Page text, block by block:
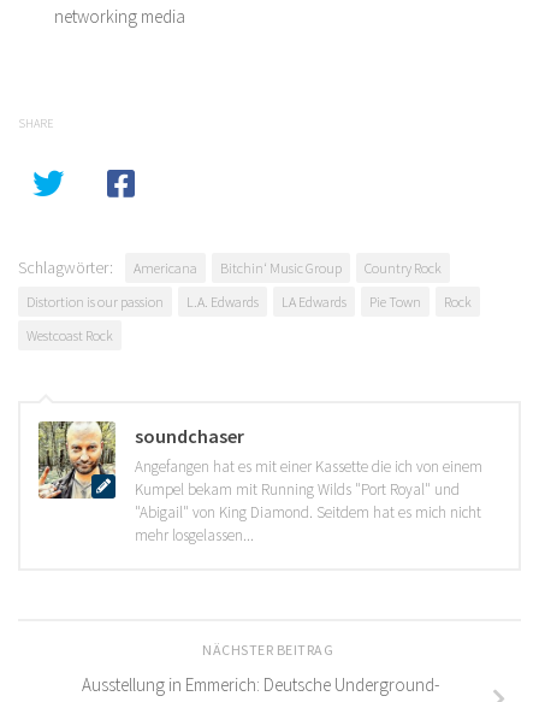
networking media
SHARE
Schlagwörter: Americana Bitchin‘ Music Group
Country Rock
Distortion is our passion
L.A. Edwards LA Edwards Pie Town
Rock
Westcoast Rock
soundchaser
Angefangen hat es mit einer Kassette die ich von einem
Kumpel bekam mit Running Wilds "Port Royal" und
"Abigail" von King Diamond. Seitdem hat es mich nicht
mehr losgelassen...
NÄCHSTER BEITRAG
Ausstellung in Emmerich: Deutsche Underground-